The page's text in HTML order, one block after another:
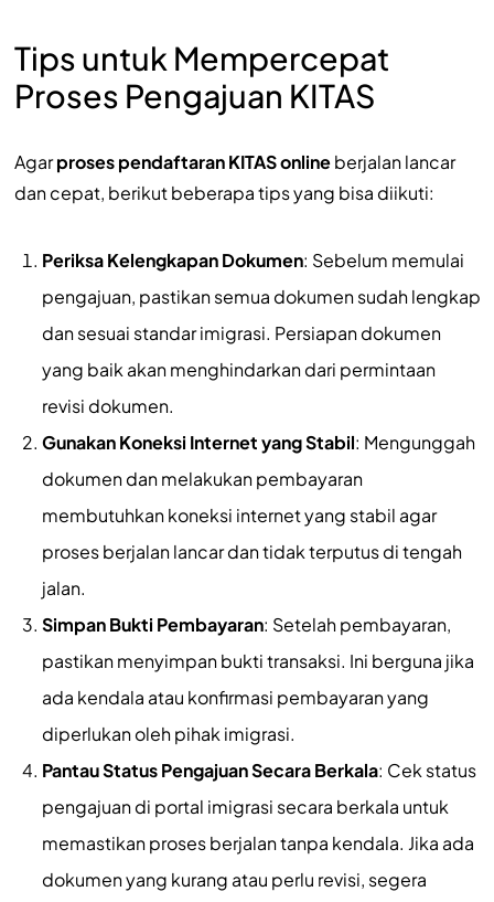
Tips untuk Mempercepat
Proses Pengajuan KITAS
Agarproses pendaftaran KITAS onlineberjalan lancar
dan cepat, berikut beberapa tips yang bisa diikuti:
Periksa Kelengkapan Dokumen: Sebelum memulai
pengajuan, pastikan semua dokumen sudah lengkap
dan sesuai standar imigrasi. Persiapan dokumen
yang baik akan menghindarkan dari permintaan
revisi dokumen.
Gunakan Koneksi Internet yang Stabil: Mengunggah
dokumen dan melakukan pembayaran
membutuhkan koneksi internet yang stabil agar
proses berjalan lancar dan tidak terputus di tengah
jalan.
Simpan Bukti Pembayaran: Setelah pembayaran,
pastikan menyimpan bukti transaksi. Ini berguna jika
ada kendala atau konfirmasi pembayaran yang
diperlukan oleh pihak imigrasi.
Pantau Status Pengajuan Secara Berkala: Cek status
pengajuan di portal imigrasi secara berkala untuk
memastikan proses berjalan tanpa kendala. Jika ada
dokumen yang kurang atau perlu revisi, segera